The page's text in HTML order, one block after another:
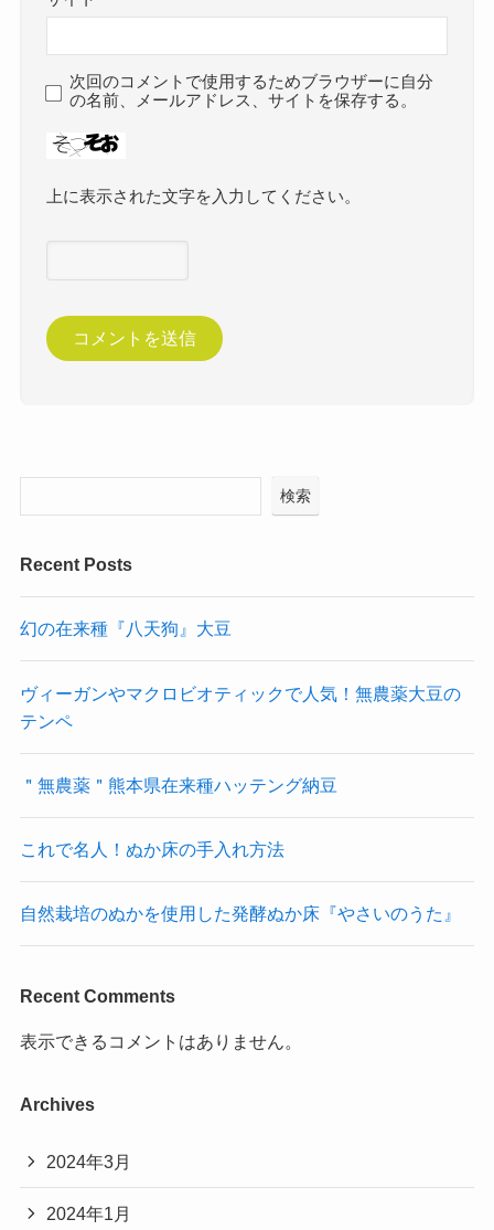
次回のコメントで使用するためブラウザーに自分
の名前、メールアドレス、サイトを保存する。
上に表示された文字を入力してください。
検索
Recent Posts
幻の在来種『八天狗』大豆
ヴィーガンやマクロビオティックで人気！無農薬大豆の
テンペ
＂無農薬＂熊本県在来種ハッテング納豆
これで名人！ぬか床の手入れ方法
自然栽培のぬかを使用した発酵ぬか床『やさいのうた』
Recent Comments
表示できるコメントはありません。
Archives
2024年3月
2024年1月